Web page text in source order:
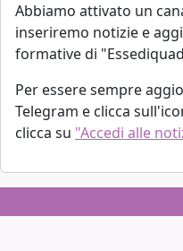
Abbiamo attivato un
inseriremo notizie e
formative di
Per essere sempre
Telegram e clicca
clicca su "Accedi alle